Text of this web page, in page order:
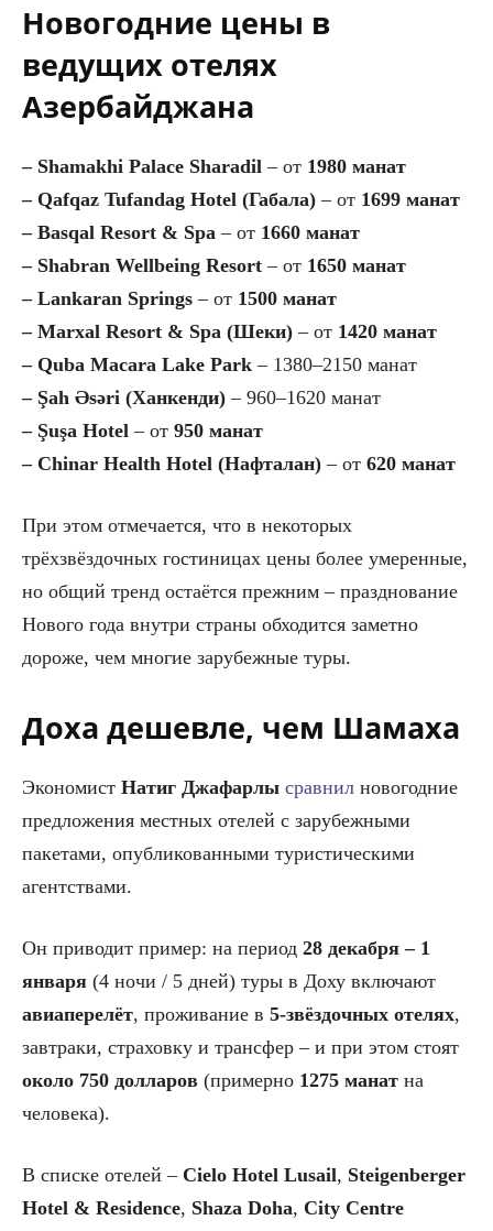
Новогодние цены в
ведущих отелях
Азербайджана
– Shamakhi Palace Sharadil – от 1980 манат
– Qafqaz Tufandag Hotel (Габала) – от 1699 манат
– Basqal Resort & Spa – от 1660 манат
– Shabran Wellbeing Resort – от 1650 манат
– Lankaran Springs – от 1500 манат
– Marxal Resort & Spa (Шеки) – от 1420 манат
– Quba Macara Lake Park – 1380–2150 манат
– Şah Əsəri (Ханкенди) – 960–1620 манат
– Şuşa Hotel – от 950 манат
– Chinar Health Hotel (Нафталан) – от 620 манат
При этом отмечается, что в некоторых
трёхзвёздочных гостиницах цены более умеренные,
но общий тренд остаётся прежним – празднование
Нового года внутри страны обходится заметно
дороже, чем многие зарубежные туры.
Доха дешевле, чем Шамаха
Экономист Натиг Джафарлы сравнил новогодние
предложения местных отелей с зарубежными
пакетами, опубликованными туристическими
агентствами.
Он приводит пример: на период 28 декабря – 1
января (4 ночи / 5 дней) туры в Доху включают
авиаперелёт, проживание в 5-звёздочных отелях,
завтраки, страховку и трансфер – и при этом стоят
около 750 долларов (примерно 1275 манат на
человека).
В списке отелей – Cielo Hotel Lusail, Steigenberger
Hotel & Residence, Shaza Doha, City Centre